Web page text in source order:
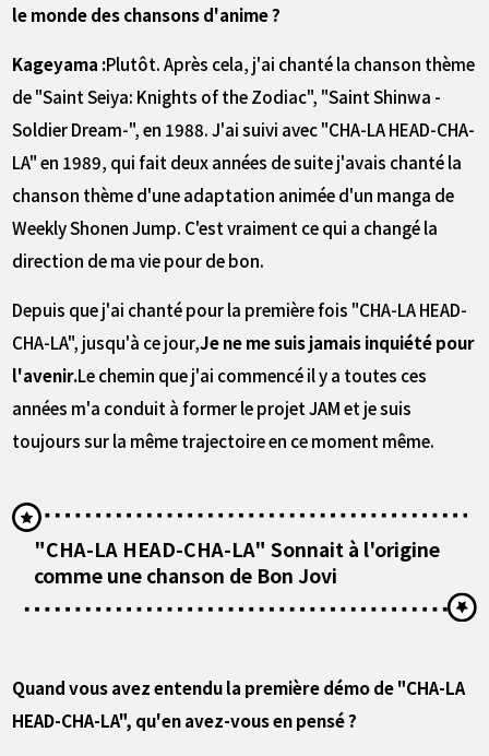
le monde des chansons d'anime ?
Kageyama :Plutôt. Après cela, j'ai chanté la chanson thème
de "Saint Seiya: Knights of the Zodiac", "Saint Shinwa -
Soldier Dream-", en 1988. J'ai suivi avec "CHA-LA HEAD-CHA-
LA" en 1989, qui fait deux années de suite j'avais chanté la
chanson thème d'une adaptation animée d'un manga de
Weekly Shonen Jump. C'est vraiment ce qui a changé la
direction de ma vie pour de bon.
Depuis que j'ai chanté pour la première fois "CHA-LA HEAD-
CHA-LA", jusqu'à ce jour,Je ne me suis jamais inquiété pour
l'avenir.Le chemin que j'ai commencé il y a toutes ces
années m'a conduit à former le projet JAM et je suis
toujours sur la même trajectoire en ce moment même.
"CHA-LA HEAD-CHA-LA" Sonnait à l'origine
comme une chanson de Bon Jovi
――Quand vous avez entendu la première démo de "CHA-LA
HEAD-CHA-LA", qu'en avez-vous en pensé ?